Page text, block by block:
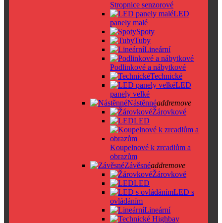
Stropnice senzorové
LED
panely malé
Spoty
Tuby
Lineární
Podlinkové a nábytkové
Technické
LED
panely velké
Nástěnnéaddremove
Žárovkové
LED
Koupelnové k zrcadlům a
obrazům
Závěsnéaddremove
Žárovkové
LED
LED s
ovládáním
Lineární